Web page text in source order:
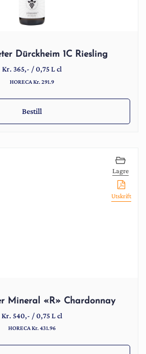
Bestill
Dürckheim 1C Riesling
Kr. 365,- /0,75 L cl
HORECA Kr. 291.9
Utskrift
Mineral «R» Chardonnay
Kr. 540,- /0,75 L cl
HORECA Kr. 431.96
Lagre